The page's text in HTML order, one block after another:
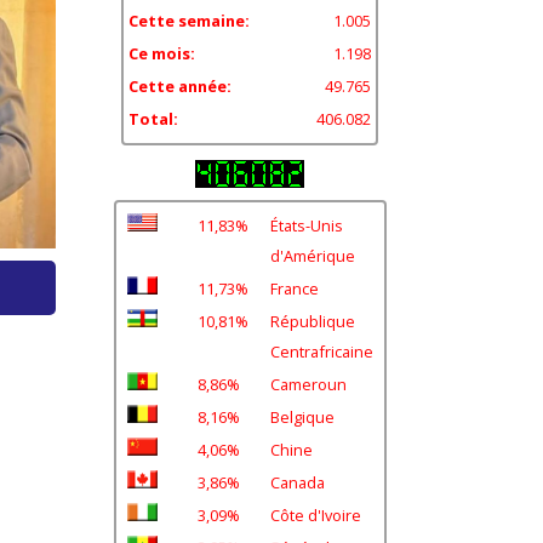
Cette semaine:
1.005
Ce mois:
1.198
Cette année:
49.765
Total:
406.082
11,83%
États-Unis
d'Amérique
11,73%
France
10,81%
République
Centrafricaine
8,86%
Cameroun
8,16%
Belgique
4,06%
Chine
3,86%
Canada
3,09%
Côte d'Ivoire